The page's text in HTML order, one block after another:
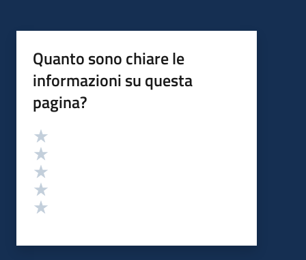
Quanto sono chiare le
informazioni su questa
pagina?
Valutazione